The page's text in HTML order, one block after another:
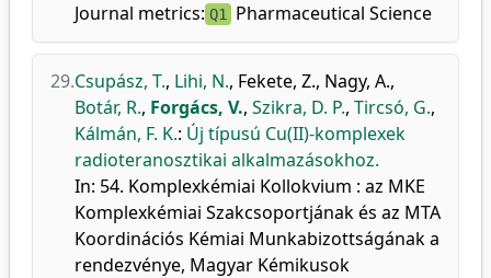
Journal metrics: Q1 Pharmaceutical Science
29.Csupász, T., Lihi, N., Fekete, Z., Nagy, A.,
Botár, R., Forgács, V., Szikra, D. P., Tircsó, G.,
Kálmán, F. K.: Új típusú Cu(II)-komplexek
radioteranosztikai alkalmazásokhoz.
In: 54. Komplexkémiai Kollokvium : az MKE
Komplexkémiai Szakcsoportjának és az MTA
Koordinációs Kémiai Munkabizottságának a
rendezvénye, Magyar Kémikusok